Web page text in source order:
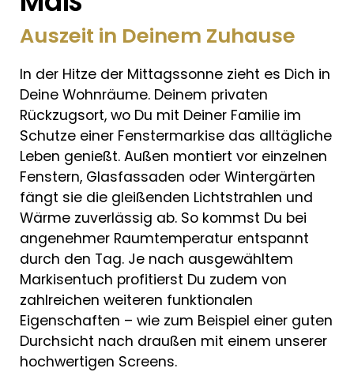
Auszeit in Deinem Zuhause
In der Hitze der Mittagssonne zieht es Dich in
Deine Wohnräume. Deinem privaten
Rückzugsort, wo Du mit Deiner Familie im
Schutze einer Fenstermarkise das alltägliche
Leben genießt. Außen montiert vor einzelnen
Fenstern, Glasfassaden oder Wintergärten
fängt sie die gleißenden Lichtstrahlen und
Wärme zuverlässig ab. So kommst Du bei
angenehmer Raumtemperatur entspannt
durch den Tag. Je nach ausgewähltem
Markisentuch profitierst Du zudem von
zahlreichen weiteren funktionalen
Eigenschaften – wie zum Beispiel einer guten
Durchsicht nach draußen mit einem unserer
hochwertigen Screens.